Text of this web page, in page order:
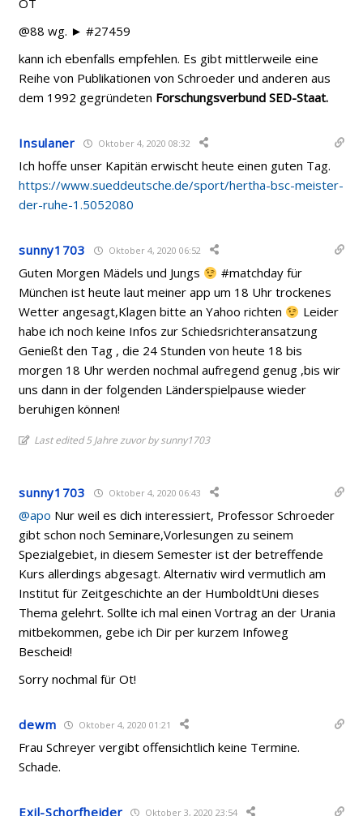
OT
@88 wg. ► #27459
kann ich ebenfalls empfehlen. Es gibt mittlerweile eine
Reihe von Publikationen von Schroeder und anderen aus
dem 1992 gegründeten Forschungsverbund SED-Staat.
Insulaner Oktober 4, 2020 08:32
Ich hoffe unser Kapitän erwischt heute einen guten Tag.
https://www.sueddeutsche.de/sport/hertha-bsc-meister-
der-ruhe-1.5052080
sunny1703 Oktober 4, 2020 06:52
Guten Morgen Mädels und Jungs
#matchday für
München ist heute laut meiner app um 18 Uhr trockenes
Wetter angesagt,Klagen bitte an Yahoo richten
Leider
habe ich noch keine Infos zur Schiedsrichteransatzung
Genießt den Tag , die 24 Stunden von heute 18 bis
morgen 18 Uhr werden nochmal aufregend genug ,bis wir
uns dann in der folgenden Länderspielpause wieder
beruhigen können!
Last edited 5 Jahre zuvor by sunny1703
sunny1703 Oktober 4, 2020 06:43
@apo Nur weil es dich interessiert, Professor Schroeder
gibt schon noch Seminare,Vorlesungen zu seinem
Spezialgebiet, in diesem Semester ist der betreffende
Kurs allerdings abgesagt. Alternativ wird vermutlich am
Institut für Zeitgeschichte an der HumboldtUni dieses
Thema gelehrt. Sollte ich mal einen Vortrag an der Urania
mitbekommen, gebe ich Dir per kurzem Infoweg
Bescheid!
Sorry nochmal für Ot!
dewm Oktober 4, 2020 01:21
Frau Schreyer vergibt offensichtlich keine Termine.
Schade.
Exil-Schorfheider Oktober 3, 2020 23:54